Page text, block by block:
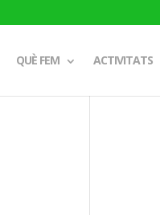
QUÈ FEM ACTIVITATS